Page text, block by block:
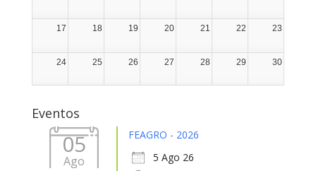
17 18 19 20 21 22 23
24 25 26 27 28 29 30
Eventos
05
Ago
FEAGRO - 2026
5 Ago 26